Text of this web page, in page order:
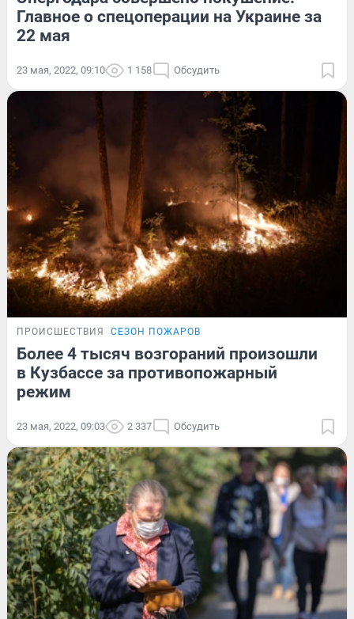
Главное о спецоперации на Украине за
22 мая
23 мая, 2022, 09:10 1 158 Обсудить
ПРОИСШЕСТВИЯ СЕЗОН ПОЖАРОВ
Более 4 тысяч возгораний произошли
в Кузбассе за противопожарный
режим
23 мая, 2022, 09:03 2 337 Обсудить